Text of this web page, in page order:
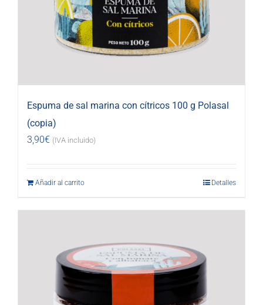
Espuma de sal marina con cítricos 100 g Polasal
(copia)
3,90€ (IVA incluido)
Añadir al carrito Detalles